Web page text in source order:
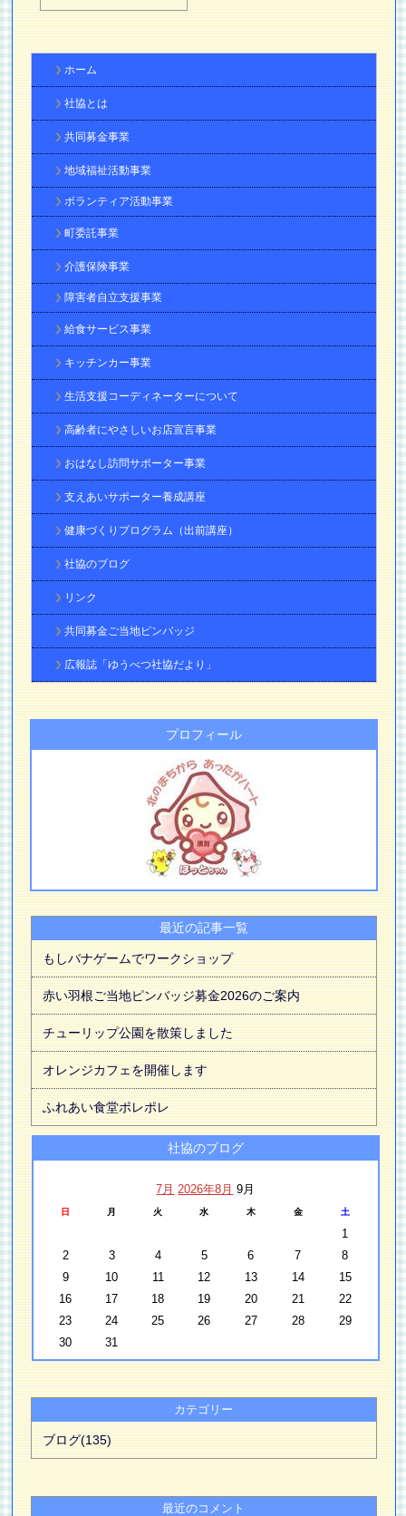
ホーム
社協とは
共同募金事業
地域福祉活動事業
ボランティア活動事業
町委託事業
介護保険事業
障害者自立支援事業
給食サービス事業
キッチンカー事業
生活支援コーディネーターについて
高齢者にやさしいお店宣言事業
おはなし訪問サポーター事業
支えあいサポーター養成講座
健康づくりプログラム（出前講座）
社協のブログ
リンク
共同募金ご当地ピンバッジ
広報誌「ゆうべつ社協だより」
プロフィール
最近の記事一覧
もしバナゲームでワークショップ
赤い羽根ご当地ピンバッジ募金2026のご案内
チューリップ公園を散策しました
オレンジカフェを開催します
ふれあい食堂ポレポレ
社協のブログ
7月 2026年8月 9月
日 月 火 水 木 金 土
1
2
3 4 5 6 7
8
9
10 11 12 13 14
15
16
17 18 19 20 21
22
23
24 25 26 27 28
29
30
31
カテゴリー
ブログ(135)
最近のコメント